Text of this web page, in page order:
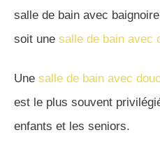
salle de bain avec
soit une salle de bain avec
Une salle de bain avec
est le plus souvent
enfants et les seniors.